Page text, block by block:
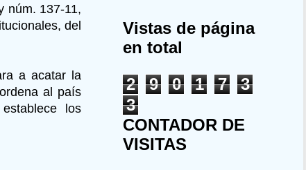
núm. 137-11,
del
a acatar la
al país
los
Vistas de página
en total
2
9 0 1 7
3
3
CONTADOR DE
VISITAS